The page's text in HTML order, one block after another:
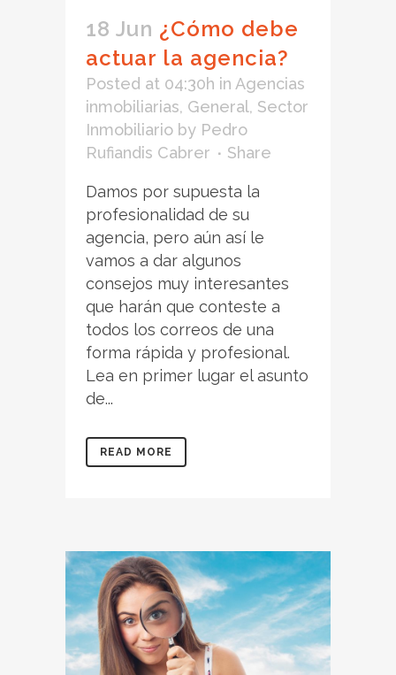
18 Jun ¿Cómo debe
actuar la agencia?
Posted at 04:30h in Agencias
inmobiliarias, General, Sector
Inmobiliario by Pedro
Rufiandis Cabrer
Share
Damos por supuesta la
profesionalidad de su
agencia, pero aún así le
vamos a dar algunos
consejos muy interesantes
que harán que conteste a
todos los correos de una
forma rápida y profesional.
Lea en primer lugar el asunto
de...
READ MORE